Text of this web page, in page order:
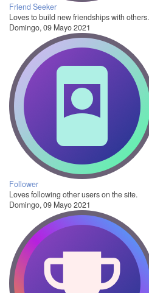
Friend Seeker
Loves to build new friendships with others.
Domingo, 09 Mayo 2021
Follower
Loves following other users on the site.
Domingo, 09 Mayo 2021